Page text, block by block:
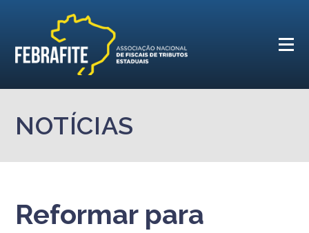
NOTÍCIAS
Reformar para